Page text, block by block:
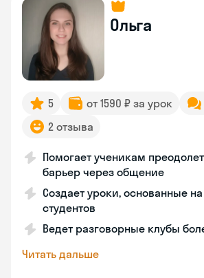
Ольга
5 от 1590 ₽ за урок
2 отзыва
Помогает ученикам
барьер через общение
Создает уроки, основанные
студентов
Ведет разговорные клубы
Читать дальше